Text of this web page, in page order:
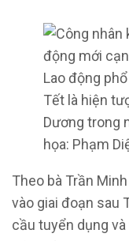
Lao động
Tết là hiện
Dương trong
họa: Phạm
Theo bà Trần
vào giai đoạn sau
cầu tuyển dụng